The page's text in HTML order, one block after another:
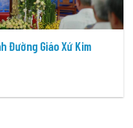
Đường Giáo Xứ Kim